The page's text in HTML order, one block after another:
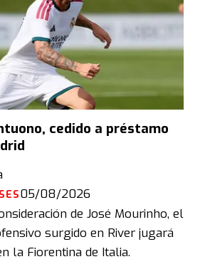
cedido a préstamo
05/08/2026
de José Mourinho, el
surgido en River jugará
la Fiorentina de Italia.